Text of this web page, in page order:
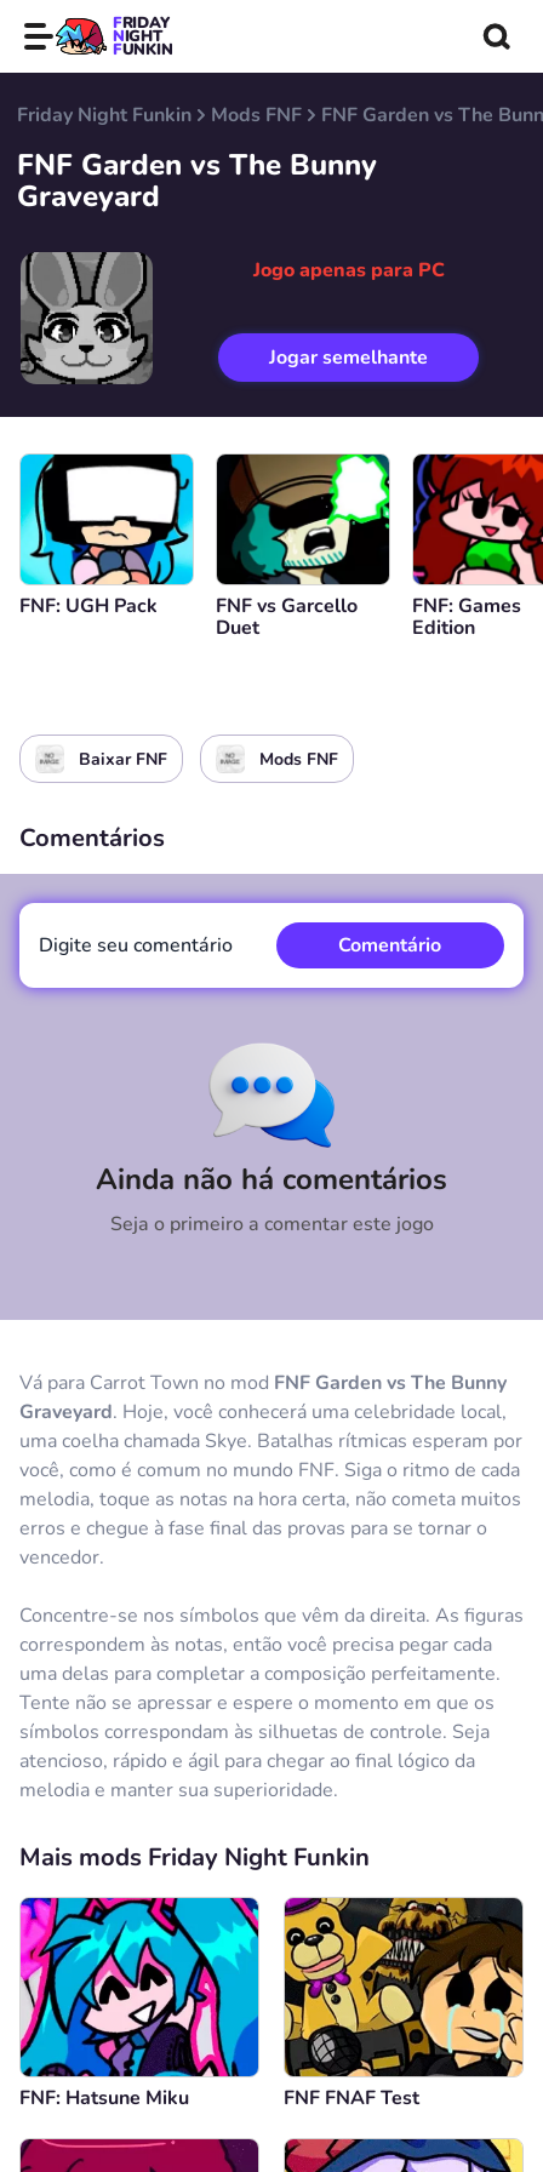
FRIDAY
NIGHT
FUNKIN
Friday Night Funkin Mods FNF FNF Garden vs The
FNF Garden vs The Bunny
Graveyard
Jogo apenas para PC
Jogar semelhante
FNF: UGH Pack
FNF vs Garcello
Duet
FNF: Games
Edition
Baixar FNF Mods FNF
Vá para Carrot Town no mod FNF Garden vs The Bunny
Graveyard. Hoje, você conhecerá uma celebridade local,
uma coelha chamada Skye. Batalhas rítmicas esperam por
você, como é comum no mundo FNF. Siga o ritmo de cada
melodia, toque as notas na hora certa, não cometa muitos
erros e chegue à fase final das provas para se tornar o
vencedor.
Concentre-se nos símbolos que vêm da direita. As figuras
correspondem às notas, então você precisa pegar cada
uma delas para completar a composição perfeitamente.
Tente não se apressar e espere o momento em que os
símbolos correspondam às silhuetas de controle. Seja
atencioso, rápido e ágil para chegar ao final lógico da
melodia e manter sua superioridade.
Comentários
Ainda não há comentários
Seja o primeiro a comentar este jogo
Digite seu comentário Comentário
Mais mods Friday Night Funkin
FNF: Hatsune Miku FNF FNAF Test